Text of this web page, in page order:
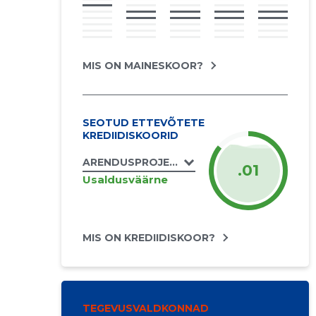
MIS ON MAINESKOOR?
SEOTUD ETTEVÕTETE
KREDIIDISKOORID
ARENDUSPROJEKTIDE KESKUS T&T OÜ
Usaldusväärne .01
MIS ON KREDIIDISKOOR?
TEGEVUSVALDKONNAD